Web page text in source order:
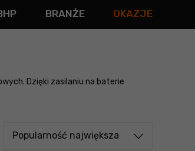
BRANŻE OKAZJE
Dzięki zasilaniu na baterie
Sortuj od
Popularność największa